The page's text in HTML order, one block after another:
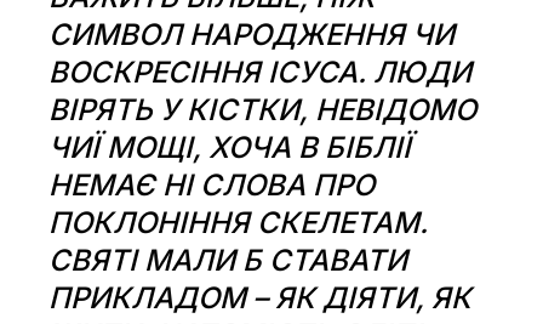
СИМВОЛ НАРОДЖЕННЯ ЧИ
ВОСКРЕСІННЯ ІСУСА. ЛЮДИ
ВІРЯТЬ У КІСТКИ, НЕВІДОМО
ЧИЇ МОЩІ, ХОЧА В БІБЛІЇ
НЕМАЄ НІ СЛОВА ПРО
ПОКЛОНІННЯ СКЕЛЕТАМ.
СВЯТІ МАЛИ Б СТАВАТИ
ПРИКЛАДОМ – ЯК ДІЯТИ, ЯК